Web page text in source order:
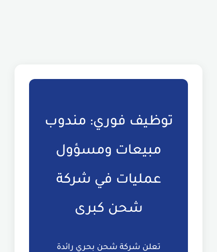
توظيف فوري: مندوب
مبيعات ومسؤول
عمليات في شركة
شحن كبرى
تعلن شركة شحن بحري رائدة